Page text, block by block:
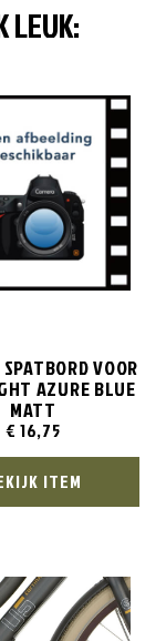
LEUK:
VOOR
AZURE BLUE
MATT
€ 16,75
ITEM